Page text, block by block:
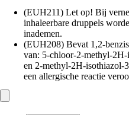
(EUH211) Let op! Bij
inhaleerbare druppels
inademen.
(EUH208) Bevat 1,2-
van: 5-chloor-2-methyl-
en 2-methyl-2H-isothiazol-
een allergische reactie